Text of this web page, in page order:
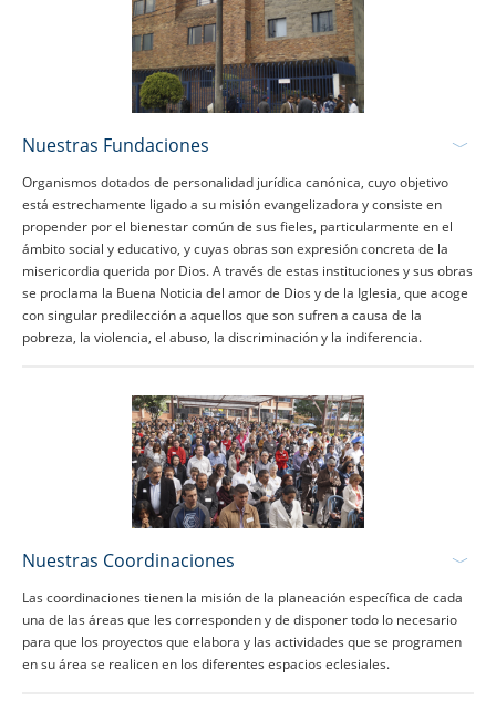
Nuestras Fundaciones
Organismos dotados de personalidad jurídica canónica, cuyo objetivo
está estrechamente ligado a su misión evangelizadora y consiste en
propender por el bienestar común de sus fieles, particularmente en el
ámbito social y educativo, y cuyas obras son expresión concreta de la
misericordia querida por Dios. A través de estas instituciones y sus obras
se proclama la Buena Noticia del amor de Dios y de la Iglesia, que acoge
con singular predilección a aquellos que son sufren a causa de la
pobreza, la violencia, el abuso, la discriminación y la indiferencia.
Nuestras Coordinaciones
Las coordinaciones tienen la misión de la planeación específica de cada
una de las áreas que les corresponden y de disponer todo lo necesario
para que los proyectos que elabora y las actividades que se programen
en su área se realicen en los diferentes espacios eclesiales.